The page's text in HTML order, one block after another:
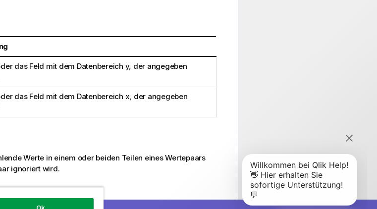
das Feld mit dem Datenbereich y, der angegeben
das Feld mit dem Datenbereich x, der angegeben
Werte in einem oder beiden Teilen eines Wertepaars
ignoriert wird.
hinzu und führen Sie sie aus. Fügen Sie einem